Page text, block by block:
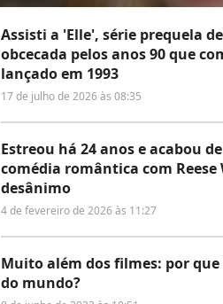
Assisti a 'Elle', série prequela
obcecada pelos anos 90 que
lançado em 1993
17 de julho de 2026 às 08:35
Estreou há 24 anos e acabou
comédia romântica com
desânimo
4 de fevereiro de 2026 às 11:27
Muito além dos filmes: por
do mundo?